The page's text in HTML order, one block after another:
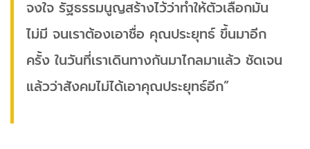
จงใจ รัฐธรรมนูญสร้างไว้ว่าทำให้ตัวเลือกมัน
ไม่มี จนเราต้องเอาชื่อ คุณประยุทธ์ ขึ้นมาอีก
ครั้ง ในวันที่เราเดินทางกันมาไกลมาแล้ว ชัดเจน
แล้วว่าสังคมไม่ได้เอาคุณประยุทธ์อีก”